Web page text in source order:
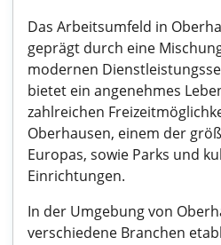
Das Arbeitsumfeld in
geprägt durch eine
modernen
bietet ein angenehmes
zahlreichen
Oberhausen, einem der
Europas, sowie Parks und
Einrichtungen.
In der Umgebung von
verschiedene Branchen